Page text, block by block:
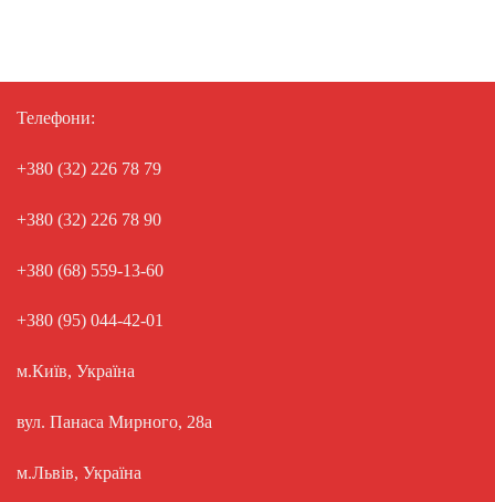
Телефони:
+380 (32) 226 78 79
+380 (32) 226 78 90
+380 (68) 559-13-60
+380 (95) 044-42-01
м.Київ, Україна
вул. Панаса Мирного, 28а
м.Львів, Україна